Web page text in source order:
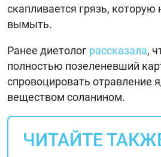
скапливается грязь, которую
вымыть.
Ранее диетолог рассказала,
полностью позеленевший
спровоцировать отравление
веществом соланином.
ЧИТАЙТЕ